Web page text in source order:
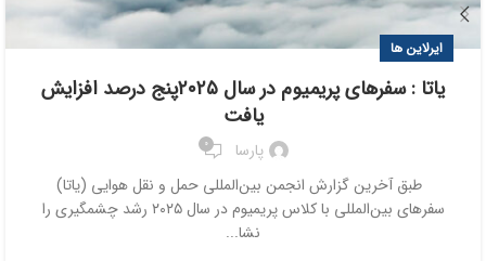
ایرلاین ها
یاتا : سفرهای پریمیوم در سال ۲۰۲۵پنج درصد افزایش
یافت
پارسا 0
طبق آخرین گزارش انجمن بین‌المللی حمل و نقل هوایی (یاتا)
سفرهای بین‌المللی با کلاس پریمیوم در سال ۲۰۲۵ رشد چشمگیری را
نشا...